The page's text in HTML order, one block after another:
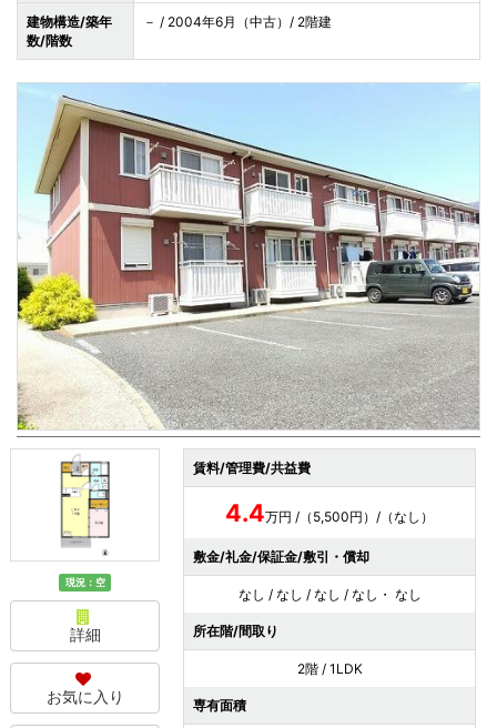
建物構造/築年
数/階数
－ / 2004年6月（中古）/ 2階建
現況：空
詳細
お気に入り
賃料/管理費/共益費
4.4万円 /（5,500円）/（なし）
敷金/礼金/保証金/敷引・償却
なし / なし / なし / なし・ なし
所在階/間取り
2階 / 1LDK
専有面積